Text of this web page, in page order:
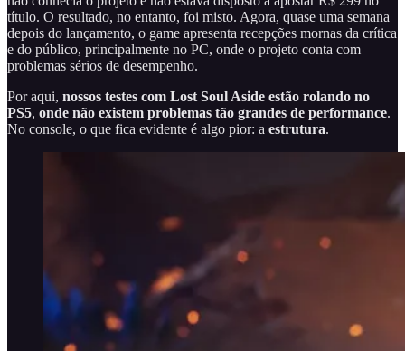
título. O resultado, no entanto, foi misto. Agora, quase uma semana
depois do lançamento, o game apresenta recepções mornas da crítica
e do público, principalmente no PC, onde o projeto conta com
problemas sérios de desempenho.
Por aqui, nossos testes com Lost Soul Aside estão rolando no
PS5, onde não existem problemas tão grandes de performance.
No console, o que fica evidente é algo pior: a estrutura.